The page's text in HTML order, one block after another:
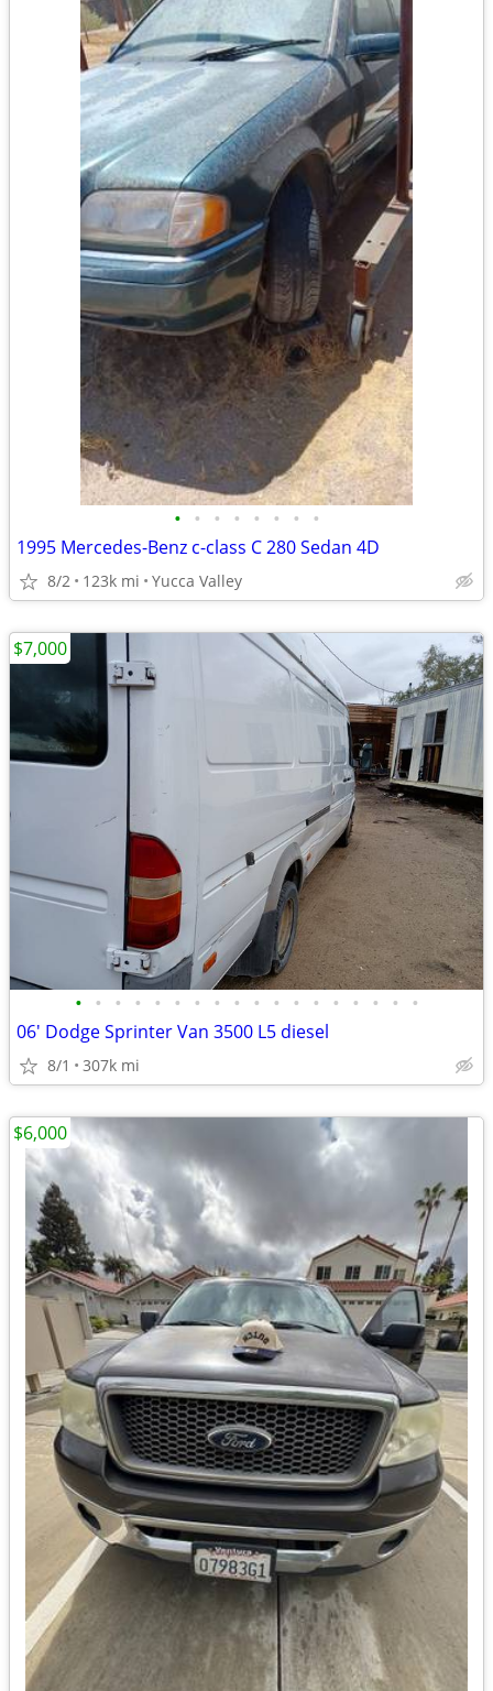
• • • • • • • •
1995 Mercedes-Benz c-class C 280 Sedan 4D
8/2 123k mi Yucca Valley
• • • • • • • • • • • • • • • • • •
06' Dodge Sprinter Van 3500 L5 diesel
8/1 307k mi
$7,000
$6,000